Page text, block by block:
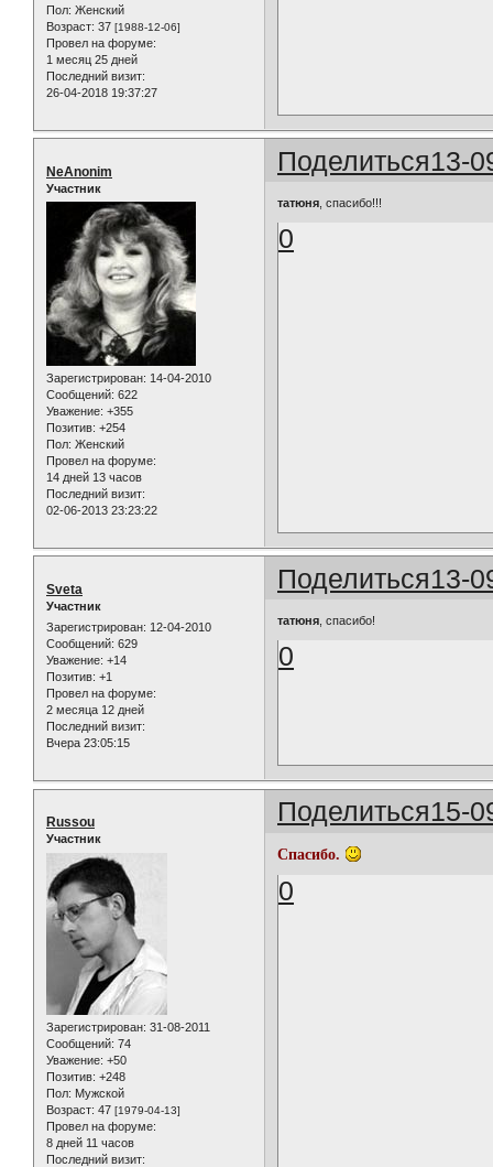
Пол: Женский
Возраст: 37 [1988-12-06]
Провел на форуме:
1 месяц 25 дней
Последний визит:
26-04-2018 19:37:27
Поделиться13-
NeAnonim
Участник
Зарегистрирован: 14-04-2010
Сообщений: 622
Уважение: +355
Позитив: +254
Пол: Женский
Провел на форуме:
14 дней 13 часов
Последний визит:
02-06-2013 23:23:22
татюня , спасибо!!!
0
Поделиться13-
Sveta
Участник
Зарегистрирован: 12-04-2010
Сообщений: 629
Уважение: +14
Позитив: +1
Провел на форуме:
2 месяца 12 дней
Последний визит:
Вчера 23:05:15
татюня, спасибо!
0
Поделиться15-
Russou
Участник
Зарегистрирован: 31-08-2011
Сообщений: 74
Уважение: +50
Позитив: +248
Пол: Мужской
Возраст: 47 [1979-04-13]
Провел на форуме:
8 дней 11 часов
Последний визит:
Спасибо.
0